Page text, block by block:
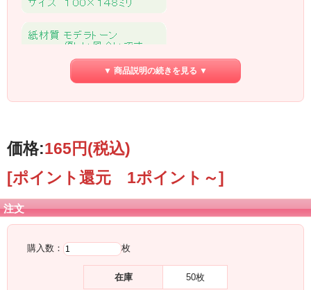
▼ 商品説明の続きを見る ▼
価格:165円(税込)
[ポイント還元 1ポイント～]
注文
購入数： 枚
在庫 50枚